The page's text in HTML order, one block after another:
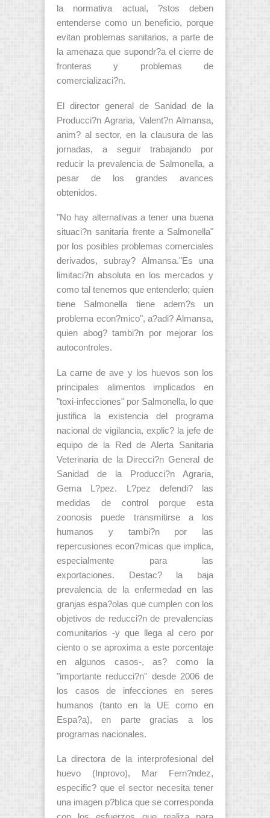
la normativa actual, ?stos deben
entenderse como un beneficio, porque
evitan problemas sanitarios, a parte de
la amenaza que supondr?a el cierre de
fronteras y problemas de
comercializaci?n.
El director general de Sanidad de la
Producci?n Agraria, Valent?n Almansa,
anim? al sector, en la clausura de las
jornadas, a seguir trabajando por
reducir la prevalencia de Salmonella, a
pesar de los grandes avances
obtenidos.
"No hay alternativas a tener una buena
situaci?n sanitaria frente a Salmonella"
por los posibles problemas comerciales
derivados, subray? Almansa."Es una
limitaci?n absoluta en los mercados y
como tal tenemos que entenderlo; quien
tiene Salmonella tiene adem?s un
problema econ?mico", a?adi? Almansa,
quien abog? tambi?n por mejorar los
autocontroles.
La carne de ave y los huevos son los
principales alimentos implicados en
"toxi-infecciones" por Salmonella, lo que
justifica la existencia del programa
nacional de vigilancia, explic? la jefe de
equipo de la Red de Alerta Sanitaria
Veterinaria de la Direcci?n General de
Sanidad de la Producci?n Agraria,
Gema L?pez. L?pez defendi? las
medidas de control porque esta
zoonosis puede transmitirse a los
humanos y tambi?n por las
repercusiones econ?micas que implica,
especialmente para las
exportaciones. Destac? la baja
prevalencia de la enfermedad en las
granjas espa?olas que cumplen con los
objetivos de reducci?n de prevalencias
comunitarios -y que llega al cero por
ciento o se aproxima a este porcentaje
en algunos casos-, as? como la
"importante reducci?n" desde 2006 de
los casos de infecciones en seres
humanos (tanto en la UE como en
Espa?a), en parte gracias a los
programas nacionales.
La directora de la interprofesional del
huevo (Inprovo), Mar Fern?ndez,
especific? que el sector necesita tener
una imagen p?blica que se corresponda